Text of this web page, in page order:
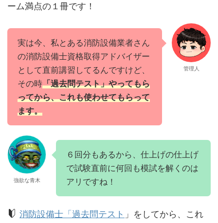
ーム満点の１冊です！
実は今、私とある消防設備業者さん
の消防設備士資格取得アドバイザー
として直前講習してるんですけど、
その時「過去問テスト」やってもら
ってから、これも使わせてもらって
ます。
管理人
強欲な青木
６回分もあるから、仕上げの仕上げ
で試験直前に何回も模試を解くのは
アリですね！
消防設備士「過去問テスト 」をしてから、これ